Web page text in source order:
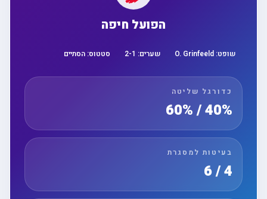
הפועל חיפה
שופט:O. Grinfeeld שערים: 2 -1 סטטוס:הסתיים
כדורגל שליטה
40% / 60%
בעיטות למסגרת